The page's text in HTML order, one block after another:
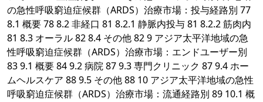
の急性呼吸窮迫症候群（ARDS）治療市場：投与経路別 77
8.1 概要 78 8.2 非経口 81 8.2.1 静脈内投与 81 8.2.2 筋肉内
81 8.3 オーラル 82 8.4 その他 82 9 アジア太平洋地域の急
性呼吸窮迫症候群（ARDS）治療市場：エンドユーザー別
83 9.1 概要 84 9.2 病院 87 9.3 専門クリニック 87 9.4 ホー
ムヘルスケア 88 9.5 その他 88 10 アジア太平洋地域の急性
呼吸窮迫症候群（ARDS）治療市場：流通経路別 89 10.1 概